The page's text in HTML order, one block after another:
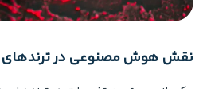
نقش هوش مصنوعی در ترندهای